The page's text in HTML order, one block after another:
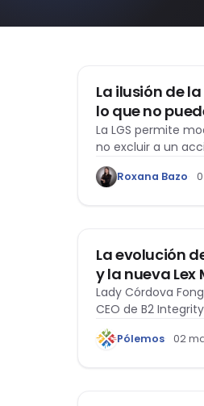
La ilusión de
lo que no
dividendos
La LGS permite
no excluir a un
solo puede
generado.
Roxana Bazo
La evolución
y la nueva Lex
Lady Córdova
CEO de B2
Compliance
Pólemos 02